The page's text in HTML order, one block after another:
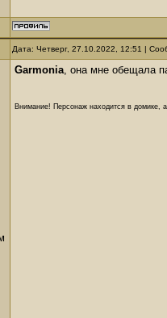
Дата: Четверг, 27.10.2022, 12:51 |
Garmonia, она мне обещала
Внимание! Персонаж находится в домике,